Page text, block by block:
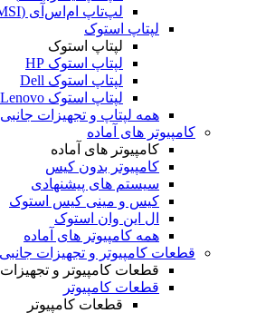
لپ‌تاپ ام‌اس‌آی (MSI)
لپتاپ استوک
لپتاپ استوک
لپتاپ استوک HP
لپتاپ استوک Dell
لپتاپ استوک Lenovo
همه لپتاپ و تجهیزات جانبی
کامپیوتر های آماده
کامپیوتر های آماده
کامپیوتر بدون کیس
سیستم های پیشنهادی
کیس و مینی کیس استوک
ال این وان استوک
همه کامپیوتر های آماده
قطعات کامپیوتر و تجهیزات جانبی
قطعات کامپیوتر و
قطعات کامپیوتر
قطعات کامپیوتر